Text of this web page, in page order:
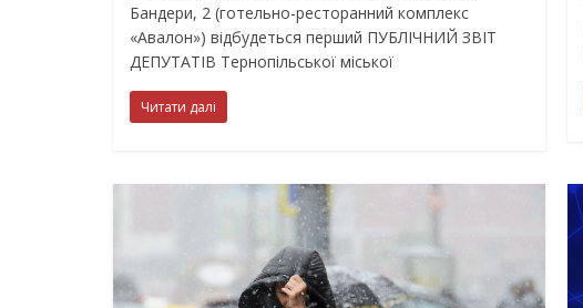
Бандери, 2 (готельно-ресторанний комплекс
«Авалон») відбудеться перший ПУБЛІЧНИЙ ЗВІТ
ДЕПУТАТІВ Тернопільської міської
Читати далі